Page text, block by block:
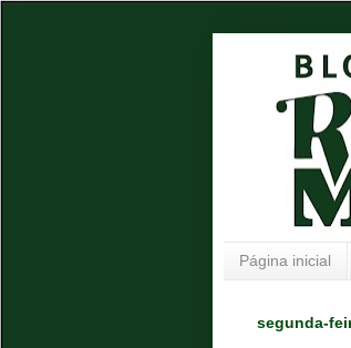
Página inicial
segunda-